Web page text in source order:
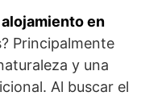
alojamiento en
Principalmente
y una
Al buscar el